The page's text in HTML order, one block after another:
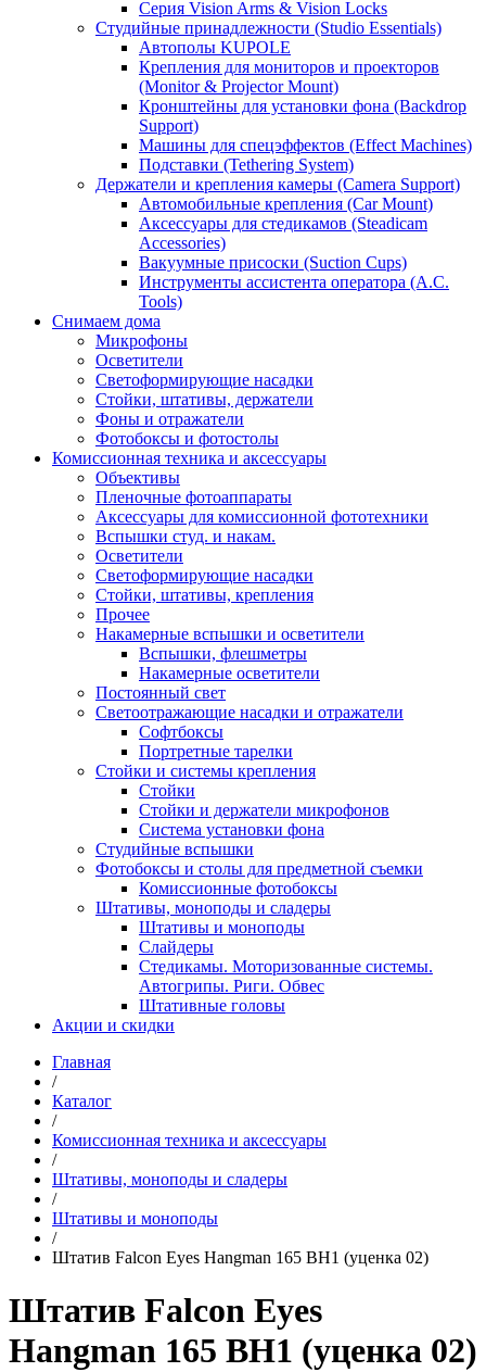
Серия Vision Arms & Vision Locks
Студийные принадлежности (Studio Essentials)
Автополы KUPOLE
Крепления для мониторов и проекторов
(Monitor & Projector Mount)
Кронштейны для установки фона (Backdrop
Support)
Машины для спецэффектов (Effect Machines)
Подставки (Tethering System)
Держатели и крепления камеры (Camera Support)
Автомобильные крепления (Car Mount)
Аксессуары для стедикамов (Steadicam
Accessories)
Вакуумные присоски (Suction Cups)
Инструменты ассистента оператора (A.C.
Tools)
Снимаем дома
Микрофоны
Осветители
Светоформирующие насадки
Стойки, штативы, держатели
Фоны и отражатели
Фотобоксы и фотостолы
Комиссионная техника и аксессуары
Объективы
Пленочные фотоаппараты
Аксессуары для комиссионной фототехники
Вспышки студ. и накам.
Осветители
Светоформирующие насадки
Стойки, штативы, крепления
Прочее
Накамерные вспышки и осветители
Вспышки, флешметры
Накамерные осветители
Постоянный свет
Светоотражающие насадки и отражатели
Софтбоксы
Портретные тарелки
Стойки и системы крепления
Стойки
Стойки и держатели микрофонов
Система установки фона
Студийные вспышки
Фотобоксы и столы для предметной съемки
Комиссионные фотобоксы
Штативы, моноподы и сладеры
Штативы и моноподы
Слайдеры
Стедикамы. Моторизованные системы.
Автогрипы. Риги. Обвес
Штативные головы
Акции и скидки
Главная
/
Каталог
/
Комиссионная техника и аксессуары
/
Штативы, моноподы и сладеры
/
Штативы и моноподы
/
Штатив Falcon Eyes Hangman 165 BH1 (уценка 02)
Штатив Falcon Eyes
Hangman 165 BH1 (уценка 02)